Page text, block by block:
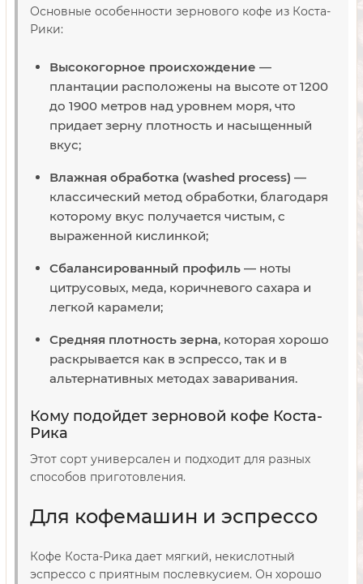
Основные особенности зернового кофе из Коста-
Рики:
Высокогорное происхождение —
плантации расположены на высоте от 1200
до 1900 метров над уровнем моря, что
придает зерну плотность и насыщенный
вкус;
Влажная обработка (washed process) —
классический метод обработки, благодаря
которому вкус получается чистым, с
выраженной кислинкой;
Сбалансированный профиль — ноты
цитрусовых, меда, коричневого сахара и
легкой карамели;
Средняя плотность зерна, которая хорошо
раскрывается как в эспрессо, так и в
альтернативных методах заваривания.
Кому подойдет зерновой кофе Коста-
Рика
Этот сорт универсален и подходит для разных
способов приготовления.
Для кофемашин и эспрессо
Кофе Коста-Рика дает мягкий, некислотный
эспрессо с приятным послевкусием. Он хорошо